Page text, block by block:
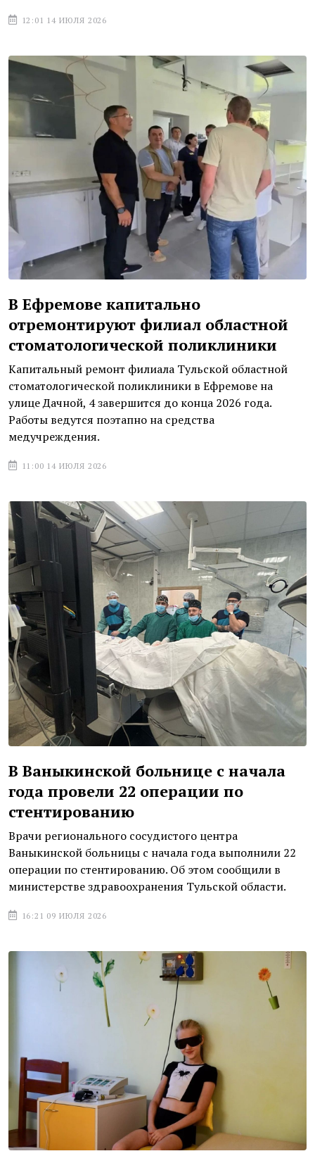
12:01 14 ИЮЛЯ 2026
В Ефремове капитально
отремонтируют филиал областной
стоматологической поликлиники
Капитальный ремонт филиала Тульской областной
стоматологической поликлиники в Ефремове на
улице Дачной, 4 завершится до конца 2026 года.
Работы ведутся поэтапно на средства
медучреждения.
11:00 14 ИЮЛЯ 2026
В Ваныкинской больнице с начала
года провели 22 операции по
стентированию
Врачи регионального сосудистого центра
Ваныкинской больницы с начала года выполнили 22
операции по стентированию. Об этом сообщили в
министерстве здравоохранения Тульской области.
16:21 09 ИЮЛЯ 2026